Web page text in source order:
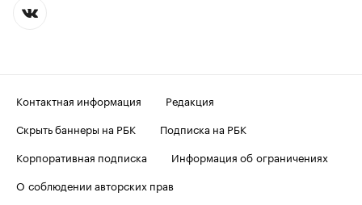
Контактная информация
Редакция
Скрыть баннеры на РБК
Подписка на РБК
Корпоративная подписка
Информация об ограничениях
О соблюдении авторских прав